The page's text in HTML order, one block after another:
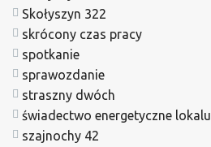
Skołyszyn 322
skrócony czas pracy
spotkanie
sprawozdanie
straszny dwóch
świadectwo energetyczne lokalu
szajnochy 42